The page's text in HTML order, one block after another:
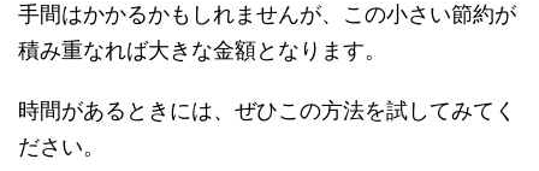
手間はかかるかもしれませんが、この小さい節約が
積み重なれば大きな金額となります。
時間があるときには、ぜひこの方法を試してみてく
ださい。